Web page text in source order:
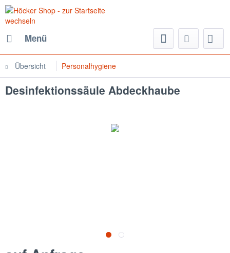
Menü
Übersicht Personalhygiene
Desinfektionssäule Abdeckhaube